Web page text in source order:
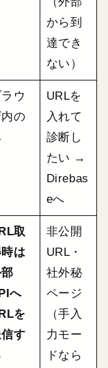
から到
達でき
ない）
ウ
の
URLを
入れて
診断し
たい →
Direbas
eへ
取
は
へ
を
す
非公開
URL・
社外秘
ページ
（手入
力モー
ドなら